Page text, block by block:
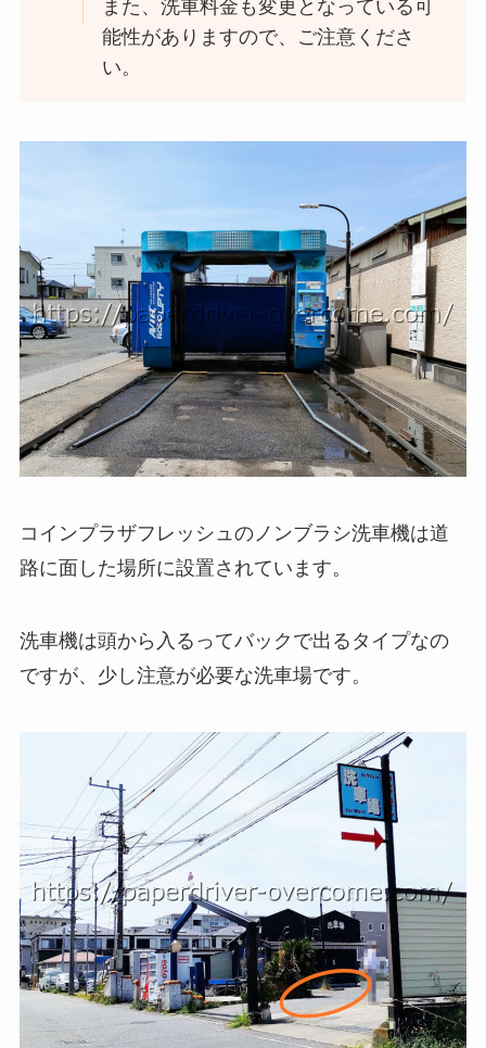
また、洗車料金も変更となっている可
能性がありますので、ご注意くださ
い。
コインプラザフレッシュのノンブラシ洗車機は道
路に面した場所に設置されています。
洗車機は頭から入るってバックで出るタイプなの
ですが、少し注意が必要な洗車場です。